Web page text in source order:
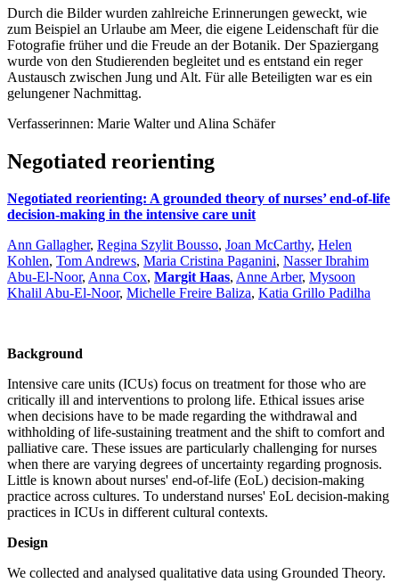
Durch die Bilder wurden zahlreiche Erinnerungen geweckt, wie
zum Beispiel an Urlaube am Meer, die eigene Leidenschaft für die
Fotografie früher und die Freude an der Botanik. Der Spaziergang
wurde von den Studierenden begleitet und es entstand ein reger
Austausch zwischen Jung und Alt. Für alle Beteiligten war es ein
gelungener Nachmittag.
Verfasserinnen: Marie Walter und Alina Schäfer
Negotiated reorienting
Negotiated reorienting: A grounded theory of nurses’ end-of-life
decision-making in the intensive care unit
Ann Gallagher, Regina Szylit Bousso, Joan McCarthy, Helen
Kohlen, Tom Andrews, Maria Cristina Paganini, Nasser Ibrahim
Abu-El-Noor, Anna Cox, Margit Haas, Anne Arber, Mysoon
Khalil Abu-El-Noor, Michelle Freire Baliza, Katia Grillo Padilha
Background
Intensive care units (ICUs) focus on treatment for those who are
critically ill and interventions to prolong life. Ethical issues arise
when decisions have to be made regarding the withdrawal and
withholding of life-sustaining treatment and the shift to comfort and
palliative care. These issues are particularly challenging for nurses
when there are varying degrees of uncertainty regarding prognosis.
Little is known about nurses' end-of-life (EoL) decision-making
practice across cultures. To understand nurses' EoL decision-making
practices in ICUs in different cultural contexts.
Design
We collected and analysed qualitative data using Grounded Theory.